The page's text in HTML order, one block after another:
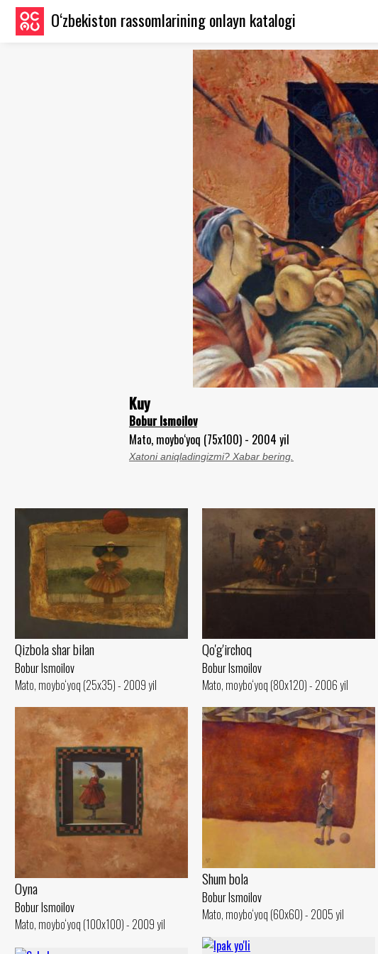
O‘zbekiston rassomlarining onlayn katalogi
Kuy
Bobur Ismoilov
Mato, moybo‘yoq (75x100) - 2004 yil
Xatoni aniqladingizmi? Xabar bering.
Qizbola shar bilan
Bobur Ismoilov
Mato, moybo‘yoq (25x35) - 2009 yil
Qo'g'irchoq
Bobur Ismoilov
Mato, moybo‘yoq (80x120) - 2006 yil
Oyna
Bobur Ismoilov
Mato, moybo‘yoq (100x100) - 2009 yil
Shum bola
Bobur Ismoilov
Mato, moybo‘yoq (60x60) - 2005 yil